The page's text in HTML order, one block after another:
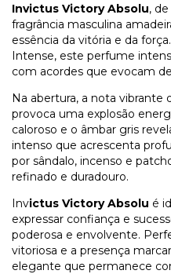
Invictus Victory Absolu, de
fragrância masculina
essência da vitória e da
Intense, este perfume
com acordes que evocam
Na abertura, a nota
provoca uma explosão
caloroso e o âmbar gris
intenso que acrescenta
por sândalo, incenso e
refinado e duradouro.
Invictus Victory Absolu é
expressar confiança e
poderosa e envolvente.
vitoriosa e a presença
elegante que permanece